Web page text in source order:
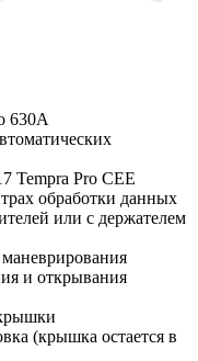
630А
Tempra Pro CEE
обработки данных
или с держателем
и открывания
(крышка остается в